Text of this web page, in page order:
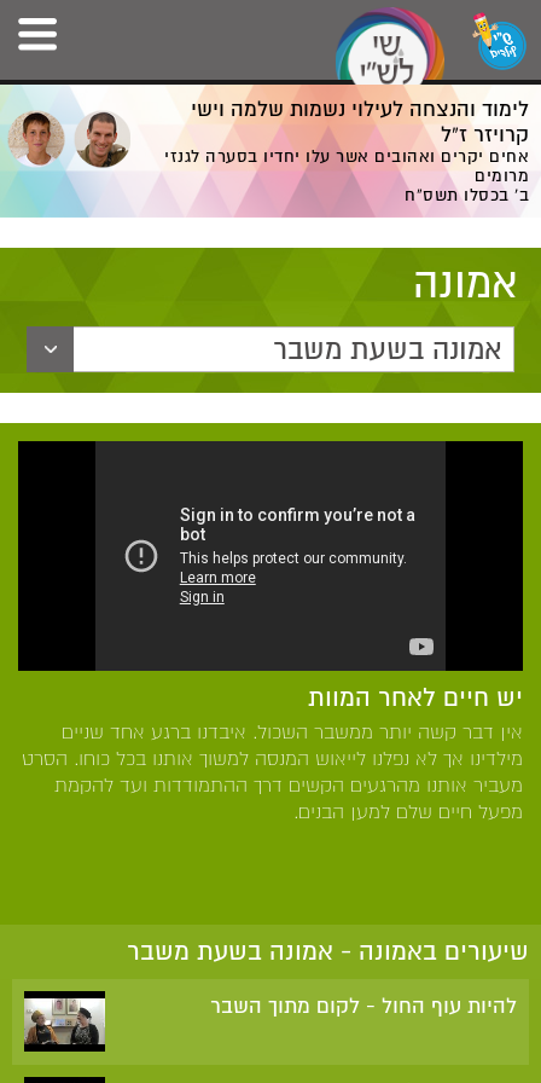
לימוד והנצחה לעילוי נשמות שלמה וישי
קרויזר ז”ל
אחים יקרים ואהובים אשר עלו יחדיו בסערה לגנזי
מרומים
ב' בכסלו תשס”ח
אמונה
אמונה בשעת משבר
יש חיים לאחר המוות
אין דבר קשה יותר ממשבר השכול. איבדנו ברגע אחד שניים
מילדינו אך לא נפלנו לייאוש המנסה למשוך אותנו בכל כוחו. הסרט
מעביר אותנו מהרגעים הקשים דרך ההתמודדות ועד להקמת
מפעל חיים שלם למען הבנים.
שיעורים באמונה - אמונה בשעת משבר
להיות עוף החול - לקום מתוך השבר